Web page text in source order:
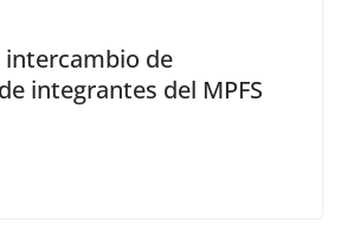
intercambio de
integrantes del MPFS